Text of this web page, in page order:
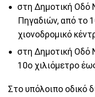
στη Δημοτική Οδό
Πηγαδιών, από το
χιονοδρομικό
στη Δημοτική Οδό
10ο χιλιόμετρο
Στο υπόλοιπο οδικό